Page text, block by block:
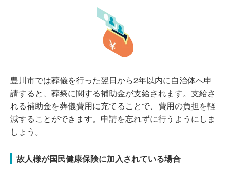
豊川市では葬儀を行った翌日から2年以内に自治体へ申
請すると、葬祭に関する補助金が支給されます。支給さ
れる補助金を葬儀費用に充てることで、費用の負担を軽
減することができます。申請を忘れずに行うようにしま
しょう。
故人様が国民健康保険に加入されている場合